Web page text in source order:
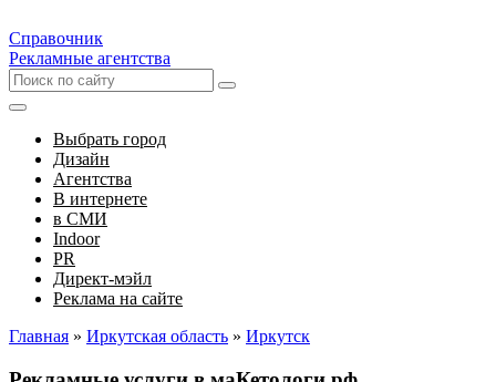
Справочник
Рекламные агентства
Выбрать город
Дизайн
Агентства
В интернете
в СМИ
Indoor
PR
Директ-мэйл
Реклама на сайте
Главная » Иркутская область » Иркутск